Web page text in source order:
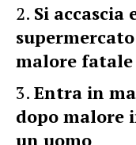
Si accascia
malore
Entra in
dopo malore
un uomo